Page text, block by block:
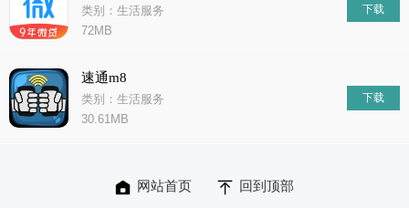
类别：生活服务
72MB
下载
速通m8
类别：生活服务
30.61MB
下载
网站首页 回到顶部